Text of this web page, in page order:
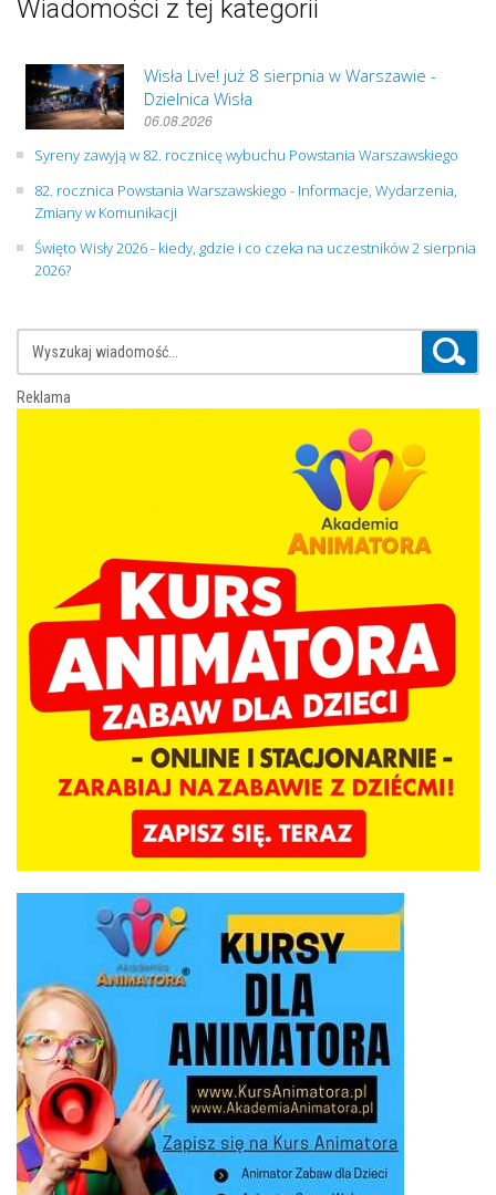
Wiadomości z tej kategorii
Wisła Live! już 8 sierpnia w Warszawie -
Dzielnica Wisła
06.08.2026
Syreny zawyją w 82. rocznicę wybuchu Powstania Warszawskiego
82. rocznica Powstania Warszawskiego - Informacje, Wydarzenia,
Zmiany w Komunikacji
Święto Wisły 2026 - kiedy, gdzie i co czeka na uczestników 2 sierpnia
2026?
Reklama